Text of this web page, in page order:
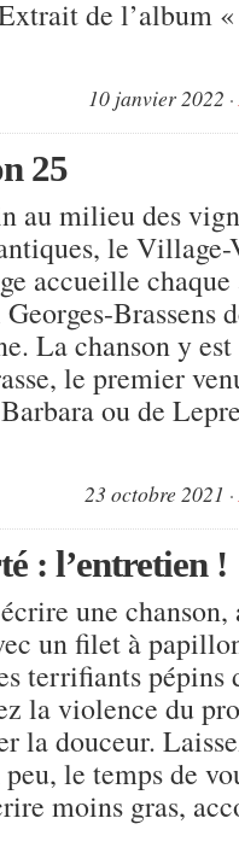
de l’album
10 janvier 2022
25
au milieu des
le Village-
accueille chaque
Brassens
La chanson y
le premier
ou de
23 octobre 2021
: l’entretien !
une
un filet à
terrifiants pépins
la violence du
la douceur.
le temps de
moins gras,